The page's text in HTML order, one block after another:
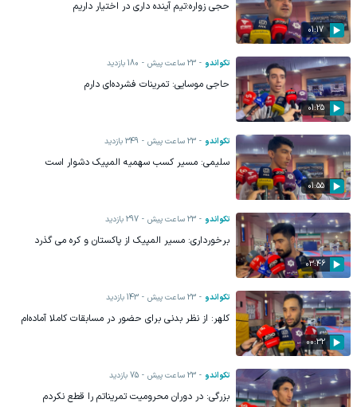
01:17
حجی زواره:تیم آینده داری در اختیار داریم
01:25
تکواندو 23 ساعت پیش 180بازدید
حاجی موسایی: تمرینات فشرده‌ای دارم
01:55
تکواندو 23 ساعت پیش 349بازدید
سلیمی: مسیر کسب سهمیه المپیک دشوار است
03:46
تکواندو 23 ساعت پیش 297بازدید
برخورداری: مسیر المپیک از پاکستان و کره می گذرد
00:32
تکواندو 23 ساعت پیش 143بازدید
کلهر: از نظر بدنی برای حضور در مسابقات کاملا آماده‌ام
تکواندو 23 ساعت پیش 75بازدید
بزرگی: در دوران محرومیت تمریناتم را قطع نکردم